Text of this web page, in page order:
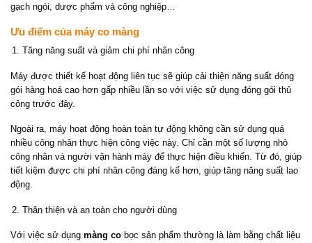
gạch ngói, dược phẩm và công nghiệp…
Ưu điểm của máy co màng
Tăng năng suất và giảm chi phí nhân công
Máy được thiết kế hoạt động liên tục sẽ giúp cải thiện năng suất đóng
gói hàng hoá cao hơn gấp nhiều lần so với việc sử dụng đóng gói thủ
công trước đây.
Ngoài ra, máy hoạt động hoàn toàn tự động không cần sử dụng quá
nhiều công nhân thực hiện công việc này. Chỉ cần một số lượng nhỏ
công nhân và người vận hành máy để thực hiện điều khiển. Từ đó, giúp
tiết kiệm được chi phí nhân công đáng kể hơn, giúp tăng năng suất lao
động.
Thân thiện và an toàn cho người dùng
Với việc sử dụng màng co bọc sản phẩm thường là làm bằng chất liệu